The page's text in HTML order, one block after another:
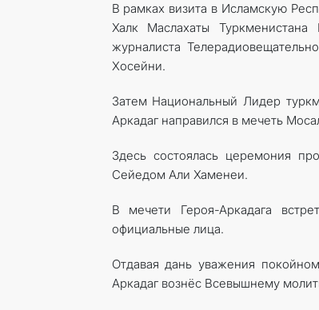
В рамках визита в Исламскую
Халк Маслахаты
журналиста
Хосейни.
Затем Национальный Лидер
Аркадаг направился в мечеть
Здесь состоялась церемония
Сейедом Али Хаменеи.
В мечети Героя-Аркадага
официальные лица.
Отдавая дань уважения
Аркадаг вознёс Всевышнему